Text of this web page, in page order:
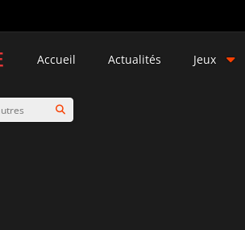
Accueil Actualités Jeux